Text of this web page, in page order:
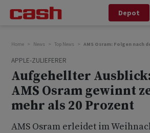
Depot
Home News Top News AMS Osram: Folgen nach
APPLE-ZULIEFERER
Aufgehellter
AMS Osram gewinnt
mehr als 20 Prozent
AMS Osram erleidet im